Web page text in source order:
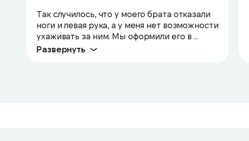
Так случилось, что у моего брата отказали
ноги и левая рука, а у меня нет возможности
ухаживать за ним. Мы оформили его в ...
Развернуть